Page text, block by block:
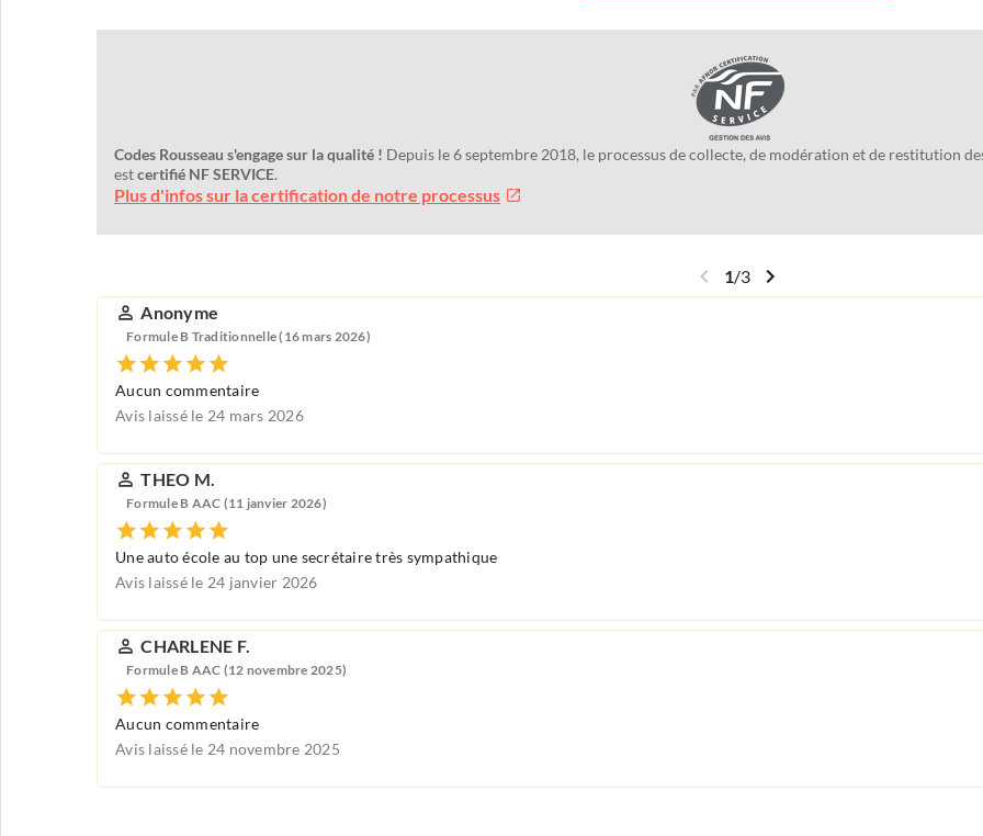
Codes Rousseau s'engage sur la qualité ! Depuis le 6 septembre 2018, le processus de collecte, de modération et de restitution
estcertifié NF SERVICE.
Plus d'infos sur la certification de notre processus
1/3
Anonyme
Formule B Traditionnelle (16 mars 2026)
Aucun commentaire
Avis laissé le 24 mars 2026
THEO M.
Formule B AAC (11 janvier 2026)
Une auto école au top une secrétaire très sympathique
Avis laissé le 24 janvier 2026
CHARLENE F.
Formule B AAC (12 novembre 2025)
Aucun commentaire
Avis laissé le 24 novembre 2025